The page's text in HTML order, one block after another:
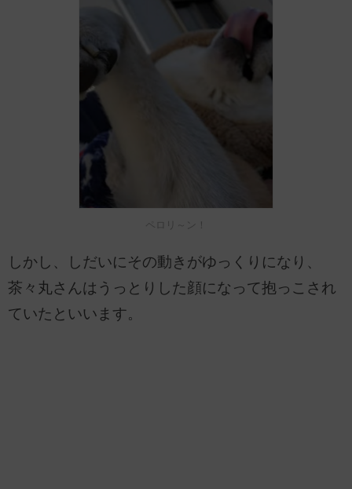
ペロリ～ン！
しかし、しだいにその動きがゆっくりになり、
茶々丸さんはうっとりした顔になって抱っこされ
ていたといいます。